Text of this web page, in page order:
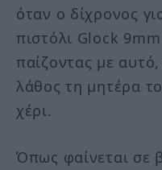
όταν ο δίχρονος
πιστόλι Glock
παίζοντας με
λάθος τη μητέρα
χέρι.
Όπως φαίνεται σε